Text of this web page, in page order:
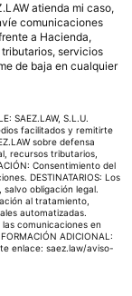
atienda mi caso,
comunicaciones
a Hacienda,
servicios
de baja en cualquier
facilitados y remitirte
sobre defensa
recursos tributarios,
Los
obligación legal.
al tratamiento,
automatizadas.
comunicaciones en
enlace: saez.law/aviso-